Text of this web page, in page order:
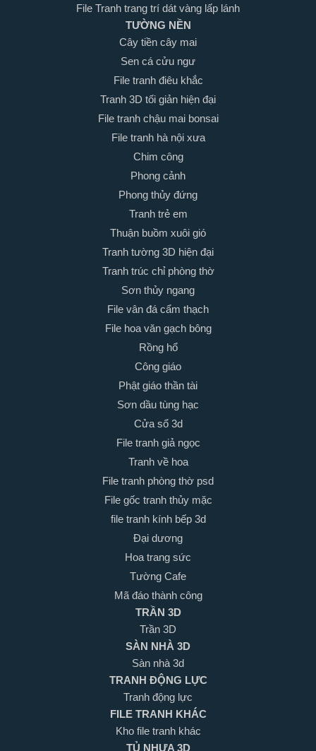
File Tranh trang trí dát vàng lấp lánh
TƯỜNG NỀN
Cây tiền cây mai
Sen cá cửu ngư
File tranh điêu khắc
Tranh 3D tối giản hiện đại
File tranh chậu mai bonsai
File tranh hà nội xưa
Chim công
Phong cảnh
Phong thủy đứng
Tranh trẻ em
Thuận buồm xuôi gió
Tranh tường 3D hiện đại
Tranh trúc chỉ phòng thờ
Sơn thủy ngang
File vân đá cẩm thạch
File hoa văn gạch bông
Rồng hổ
Công giáo
Phật giáo thần tài
Sơn dầu tùng hạc
Cửa sổ 3d
File tranh giả ngọc
Tranh về hoa
File tranh phòng thờ psd
File gốc tranh thủy mặc
file tranh kính bếp 3d
Đại dương
Hoa trang sức
Tường Cafe
Mã đáo thành công
TRẦN 3D
Trần 3D
SÀN NHÀ 3D
Sàn nhà 3d
TRANH ĐỘNG LỰC
Tranh động lực
FILE TRANH KHÁC
Kho file tranh khác
TỦ NHỰA 3D